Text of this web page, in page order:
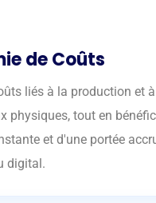
de Coûts
liés à la production et
physiques, tout en
et d'une portée
digital.